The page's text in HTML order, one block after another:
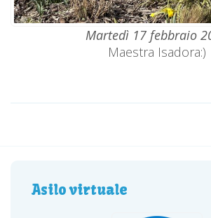
Martedì 17 febbraio
Maestra Isadora:)
Asilo virtuale